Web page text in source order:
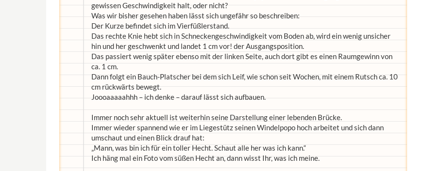
gewissen Geschwindigkeit halt, oder nicht?
Was wir bisher gesehen haben lässt sich ungefähr so beschreiben:
Der Kurze befindet sich im Vierfüßlerstand.
Das rechte Knie hebt sich in Schneckengeschwindigkeit vom Boden ab, wird ein wenig unsicher
hin und her geschwenkt und landet 1 cm vor! der Ausgangsposition.
Das passiert wenig später ebenso mit der linken Seite, auch dort gibt es einen Raumgewinn von
ca. 1 cm.
Dann folgt ein Bauch-Platscher bei dem sich Leif, wie schon seit Wochen, mit einem Rutsch ca. 10
cm rückwärts bewegt.
Joooaaaaahhh – ich denke – darauf lässt sich aufbauen.
Immer noch sehr aktuell ist weiterhin seine Darstellung einer lebenden Brücke.
Immer wieder spannend wie er im Liegestütz seinen Windelpopo hoch arbeitet und sich dann
umschaut und einen Blick drauf hat:
„Mann, was bin ich für ein toller Hecht. Schaut alle her was ich kann.“
Ich häng mal ein Foto vom süßen Hecht an, dann wisst Ihr, was ich meine.